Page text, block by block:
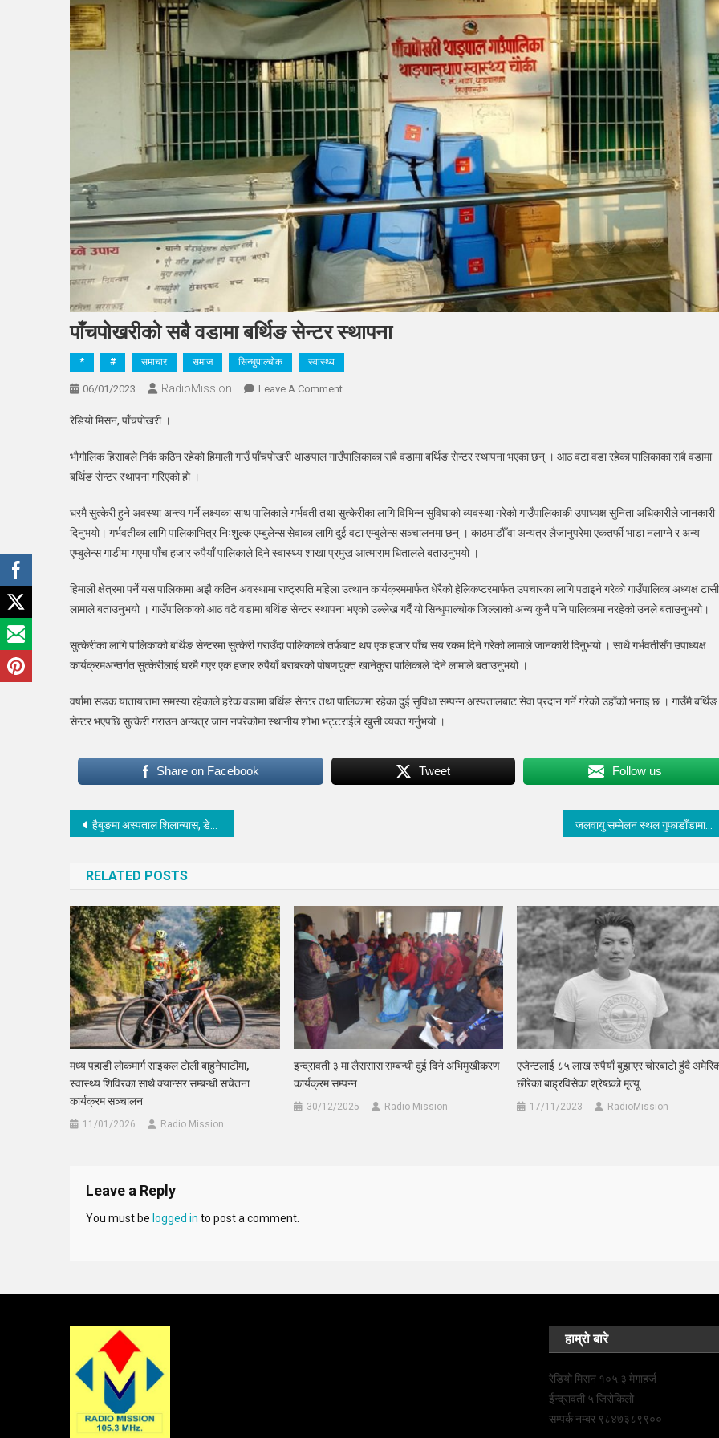
पाँचपोखरीको सबै वडामा बर्थिङ सेन्टर स्थापना
* # समाचार समाज सिन्धुपाल्चोक स्वास्थ्य
06/01/2023 RadioMission Leave A CommentOn
बर्थिङ
रेडियो मिसन, पाँचपोखरी ।
भौगोलिक हिसाबले निकै कठिन रहेको हिमाली गाउँ पाँचपोखरी थाङपाल गाउँपालिकाका सबै वडामा बर्थिङ सेन्टर स्थापना भएका छन् । आठ वटा वडा रहेका पालिकाका सबै वडामा
बर्थिङ सेन्टर स्थापना गरिएको हो ।
घरमै सुत्केरी हुने अवस्था अन्त्य गर्ने लक्ष्यका साथ पालिकाले गर्भवती तथा सुत्केरीका लागि विभिन्न सुविधाको व्यवस्था गरेको गाउँपालिकाकी उपाध्यक्ष सुनिता अधिकारीले जानकारी
दिनुभयो। गर्भवतीका लागि पालिकाभित्र निःशुुल्क एम्बुलेन्स सेवाका लागि दुई वटा एम्बुलेन्स सञ्चालनमा छन् । काठमाडौँ वा अन्यत्र लैजानुपरेमा एकतर्फी भाडा नलाग्ने र अन्य
एम्बुलेन्स गाडीमा गएमा पाँच हजार रुपैयाँ पालिकाले दिने स्वास्थ्य शाखा प्रमुख आत्माराम धितालले बताउनुभयो ।
हिमाली क्षेत्रमा पर्ने यस पालिकामा अझै कठिन अवस्थामा राष्ट्रपति महिला उत्थान कार्यक्रममार्फत धेरैको हेलिकप्टरमार्फत उपचारका लागि पठाइने गरेको गाउँपालिका अध्यक्ष टासी
लामाले बताउनुभयो । गाउँपालिकाको आठ वटै वडामा बर्थिङ सेन्टर स्थापना भएको उल्लेख गर्दै यो सिन्धुपाल्चोक जिल्लाको अन्य कुनै पनि पालिकामा नरहेको उनले बताउनुभयो।
सुत्केरीका लागि पालिकाको बर्थिङ सेन्टरमा सुत्केरी गराउँदा पालिकाको तर्फबाट थप एक हजार पाँच सय रकम दिने गरेको लामाले जानकारी दिनुभयो । साथै गर्भवतीसँग उपाध्यक्ष
कार्यक्रमअन्तर्गत सुत्केरीलाई घरमै गएर एक हजार रुपैयाँ बराबरको पोषणयुक्त खानेकुरा पालिकाले दिने लामाले बताउनुभयो ।
वर्षामा सडक यातायातमा समस्या रहेकाले हरेक वडामा बर्थिङ सेन्टर तथा पालिकामा रहेका दुई सुविधा सम्पन्न अस्पतालबाट सेवा प्रदान गर्ने गरेको उहाँको भनाइ छ । गाउँमै बर्थिङ
सेन्टर भएपछि सुत्केरी गराउन अन्यत्र जान नपरेकोमा स्थानीय शोभा भट्टराईले खुसी व्यक्त गर्नुभयो ।
Share on Facebook Tweet Follow us
Post
हैबुङमा अस्पताल शिलान्यास, डेढ वर्षमा निर्माण सम्पन्न हुने जलवायु सम्मेलन स्थल गुफाडाँडामा आन्तरिक पर्यटकको चहलपहल बढ्यो
RELATED POSTS
मध्य पहाडी लाेकमार्ग साइकल टाेली बाहुनेपाटीमा,
स्वास्थ्य शिविरका साथै क्यान्सर सम्बन्धी सचेतना
कार्यक्रम सञ्चालन
11/01/2026 Radio Mission
इन्द्रावती ३ मा लैससास सम्बन्धी दुई दिने अभिमुखीकरण
कार्यक्रम सम्पन्न
30/12/2025 Radio Mission
एजेन्टलाई ८५ लाख रुपैयाँ बुझाएर चोरबाटो हुंदै
छीरेका बाह्रविसेका श्रेष्ठको मृत्यू
17/11/2023 RadioMission
Leave a Reply
You must be logged in to post a comment.
हाम्रो बारे
रेडियो मिसन १०५.३ मेगाहर्ज
ईन्द्रावती ५ जिरोकिलो
सम्पर्क नम्बर ९८४७३८९९००